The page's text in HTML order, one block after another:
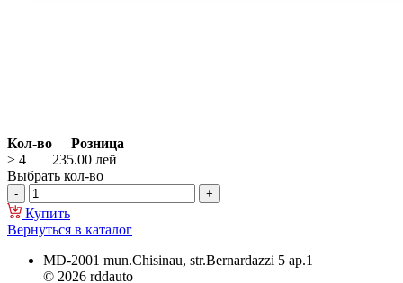
Кол-во
Розница
> 4
235.00 лей
Выбрать кол-во
Купить
Вернуться в каталог
MD-2001 mun.Chisinau, str.Bernardazzi 5 ap.1
© 2026 rddauto